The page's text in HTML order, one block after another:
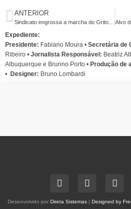
ANTERIOR
Expediente:
Presidente: Fabiano Moura • Secretária de
Ribeiro • Jornalista Responsável: Beatriz
Albuquerque e Brunno Porto • Produção de
• Designer: Bruno Lombardi
Desenvolvido por Direta Sistemas Designed by